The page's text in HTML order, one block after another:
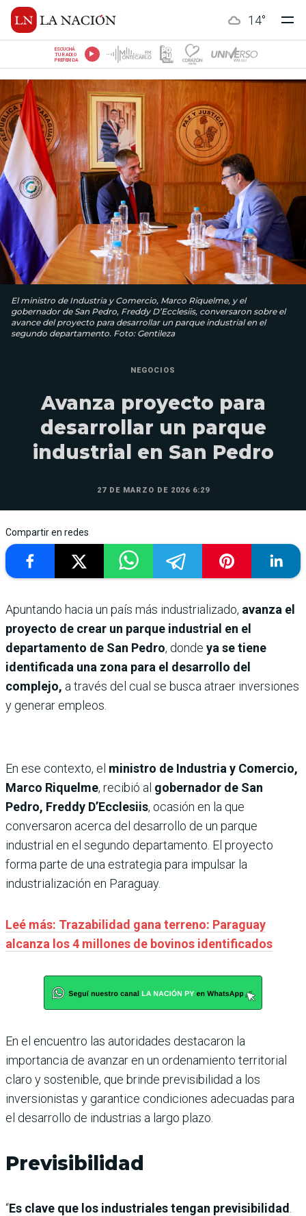
14°
ESCUCHÁ
TU RADIO
PREFERIDA
El ministro de Industria y Comercio, Marco Riquelme, y el
gobernador de San Pedro, Freddy D’Ecclesiis, conversaron sobre el
avance del proyecto para desarrollar un parque industrial en el
segundo departamento. Foto: Gentileza
NEGOCIOS
Avanza proyecto para
desarrollar un parque
industrial en San Pedro
27 DE MARZO DE 2026 6:29
Compartir en redes
Apuntando hacia un país más industrializado, avanza el
proyecto de crear un parque industrial en el
departamento de San Pedro, donde ya se tiene
identificada una zona para el desarrollo del
complejo, a través del cual se busca atraer inversiones
y generar empleos.
En ese contexto, el ministro de Industria y Comercio,
Marco Riquelme, recibió al gobernador de San
Pedro, Freddy D’Ecclesiis, ocasión en la que
conversaron acerca del desarrollo de un parque
industrial en el segundo departamento. El proyecto
forma parte de una estrategia para impulsar la
industrialización en Paraguay.
Leé más: Trazabilidad gana terreno: Paraguay
alcanza los 4 millones de bovinos identificados
En el encuentro las autoridades destacaron la
importancia de avanzar en un ordenamiento territorial
claro y sostenible, que brinde previsibilidad a los
inversionistas y garantice condiciones adecuadas para
el desarrollo de industrias a largo plazo.
Previsibilidad
“Es clave que los industriales tengan previsibilidad